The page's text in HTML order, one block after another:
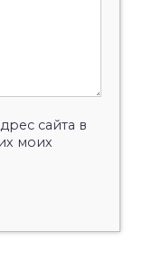
сайта в
моих